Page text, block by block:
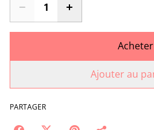
Acheter
Ajouter au
PARTAGER